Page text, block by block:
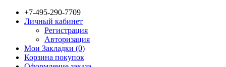
+7-495-290-7709
Личный кабинет
Регистрация
Авторизация
Мои Закладки (0)
Корзина покупок